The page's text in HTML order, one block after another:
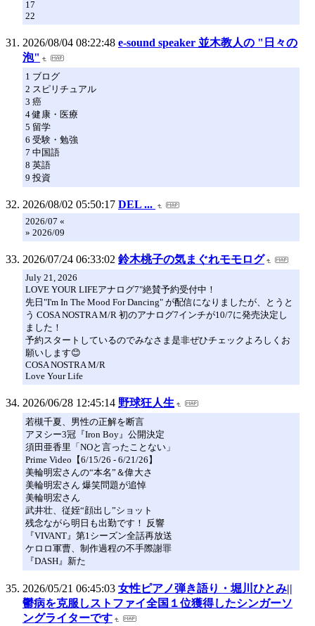
17
22
2026/08/04 08:22:48 e-sound speaker 並木教人の "日々の
泡"
1 ブログ
2 スピリチュアル
3 癌
4 健康・医療
5 留学
6 受験・勉強
7 中国語
8 英語
9 投資
2026/08/02 05:50:17 DEL ...
2026/07 «
» 2026/09
2026/07/24 06:33:02 鈴木桃子の気まぐれモモログ
July 21, 2026
LOVE YOUR LIFEアナログ7"絶賛予約受付中！
先日"I'm In The Mood For Dancing" が配信になりましたが、とうと
う COSA NOSTRA M/R 初のアナログ7インチが10/7に発売決定し
ました！
予約スタートしているのでみなさま是非ぜひチェックよろしくお
願いします😊
COSA NOSTRA M/R
Love Your Life
2026/06/28 12:45:14 野球狂人生
若槻千夏、男性の正解を断言
アヌシー3冠『Iron Boy』公開決定
須田亜香里「NOと言ったことない」
Prime Video【6/15/26 - 6/21/26】
美輪明宏さんの“本名”＆偉大さ
美輪明宏さん 爆笑問題が追悼
美輪明宏さん
武井壮、従姪“顔出し”ショット
残念ながら明日も出勤です！ 反響
『VIVANT』第1シーズン全話再放送
ケロロ軍曹、制作過程の不手際謝罪
『DASH』新た
2026/05/21 06:45:03 女性ピアノ弾き語り・堀川ひとみ||
鬱病を克服しストファイ全国１位獲得したシンガーソ
ングライターです